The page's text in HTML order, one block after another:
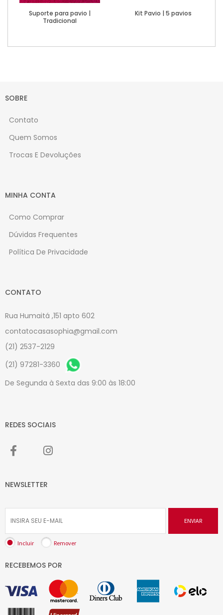
Suporte para pavio |
Tradicional
Ver Mais
Kit Pavio | 5 pavios
Esgotado
SOBRE
Contato
Quem Somos
Trocas E Devoluções
MINHA CONTA
Como Comprar
Dúvidas Frequentes
Política De Privacidade
CONTATO
Rua Humaitá ,151 apto 602
contatocasasophia@gmail.com
(21) 2537-2129
(21) 97281-3360
De Segunda à Sexta das 9:00 às 18:00
REDES SOCIAIS
NEWSLETTER
ENVIAR
Incluir Remover
RECEBEMOS POR